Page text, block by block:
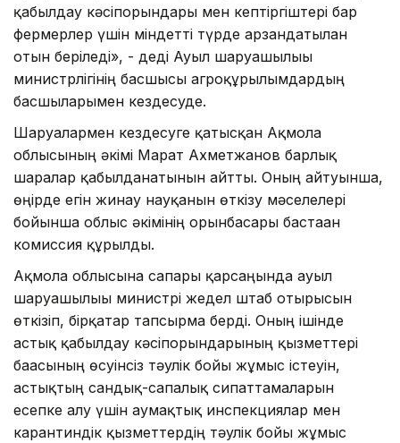
қабылдау кәсіпорындары мен кептіргіштері бар
фермерлер үшін міндетті түрде арзандатылған
отын беріледі», - деді Ауыл шаруашылығы
министрлігінің басшысы агроқұрылымдардың
басшыларымен кездесуде.
Шаруалармен кездесуге қатысқан Ақмола
облысының әкімі Марат Ахметжанов барлық
шаралар қабылданатынын айтты. Оның айтуынша,
өңірде егін жинау науқанын өткізу мәселелері
бойынша облыс әкімінің орынбасары бастаған
комиссия құрылды.
Ақмола облысына сапары қарсаңында ауыл
шаруашылығы министрі жедел штаб отырысын
өткізіп, бірқатар тапсырма берді. Оның ішінде
астық қабылдау кәсіпорындарының қызметтері
бағасының өсуінсіз тәулік бойы жұмыс істеуін,
астықтың сандық-сапалық сипаттамаларын
есепке алу үшін аумақтық инспекциялар мен
карантиндік қызметтердің тәулік бойы жұмыс